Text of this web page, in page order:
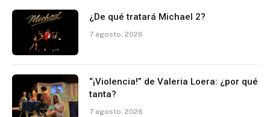
¿De qué tratará Michael 2?
7 agosto, 2026
“¡Violencia!” de Valeria Loera: ¿por qué
tanta?
7 agosto, 2026